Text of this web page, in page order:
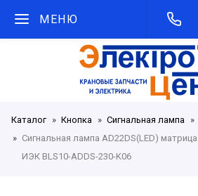
МЕНЮ
Каталог Кнопка Сигнальная лампа
Сигнальная лампа AD22DS(LED)
ИЭК BLS10-ADDS-230-K06